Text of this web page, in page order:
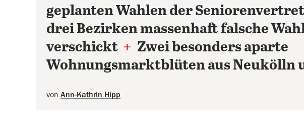
geplanten Wahlen der
drei Bezirken massenhaft falsche
verschickt + Zwei besonders aparte
Wohnungsmarktblüten aus Neukölln
von Ann-Kathrin Hipp